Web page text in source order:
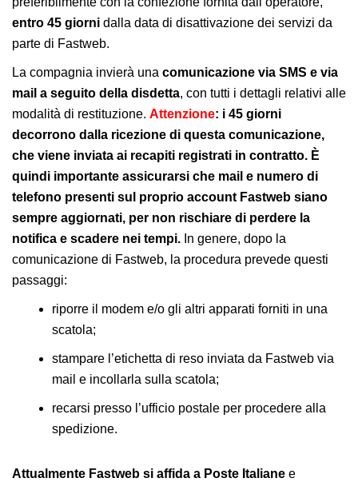
entro 45 giorni dalla data di disattivazione dei servizi da
parte di Fastweb.
La compagnia invierà una comunicazione via SMS e via
mail a seguito della disdetta, con tutti i dettagli relativi alle
modalità di restituzione. Attenzione: i 45 giorni
decorrono dalla ricezione di questa comunicazione,
che viene inviata ai recapiti registrati in contratto. È
quindi importante assicurarsi che mail e numero di
telefono presenti sul proprio account Fastweb siano
sempre aggiornati, per non rischiare di perdere la
notifica e scadere nei tempi. In genere, dopo la
comunicazione di Fastweb, la procedura prevede questi
passaggi:
riporre il modem e/o gli altri apparati forniti in una
scatola;
stampare l’etichetta di reso inviata da Fastweb via
mail e incollarla sulla scatola;
recarsi presso l’ufficio postale per procedere alla
spedizione.
Attualmente Fastweb si affida a Poste Italiane e